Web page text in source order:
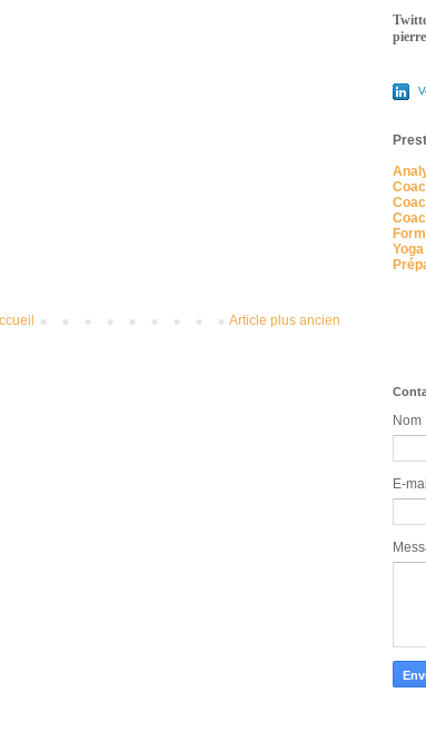
Article plus ancien
Nom
E-mail